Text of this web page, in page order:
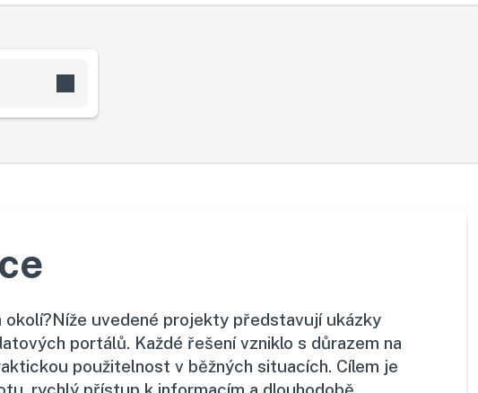
uvedené projekty představují ukázky
portálů. Každé řešení vzniklo s důrazem na
použitelnost v běžných situacích. Cílem je